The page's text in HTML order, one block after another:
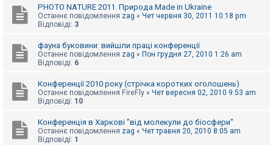
о
у
Д
п
м
а
PHOTO NATURE 2011. Природа.Made in Ukraine
Останнє повідомлення zag « Чет червня 30, 2011 10:18 pm
Відповіді: 3
фауна буковини: вийшли праці конференції
Останнє повідомлення zag « Пон грудня 27, 2010 1:26 am
Відповіді: 6
Конференції 2010 року (стрічка коротких оголошень)
Останнє повідомлення FireFly « Чет вересня 02, 2010 9:53 am
Відповіді: 10
Конференція в Харкові "від молекули до біосфери"
Останнє повідомлення zag « Чет травня 20, 2010 8:05 am
Відповіді: 1